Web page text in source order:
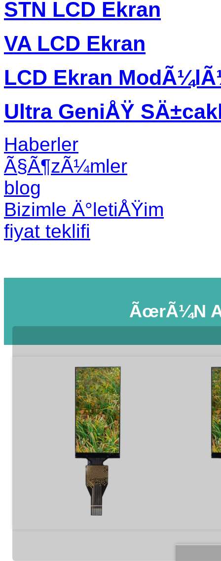
STN LCD Ekran
VA LCD Ekran
LCD Ekran
Ultra GeniÅŸ
Haberler
Ã§Ã¶zÃ¼mler
blog
Bizimle Ä°letiÅŸim
fiyat teklifi
ÃœrÃ¼n